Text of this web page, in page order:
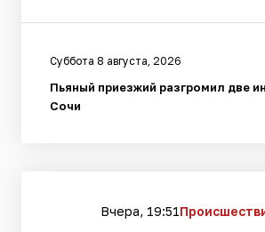
Суббота 8 августа, 2026
Пьяный приезжий разгромил две
Сочи
Вчера, 19:51